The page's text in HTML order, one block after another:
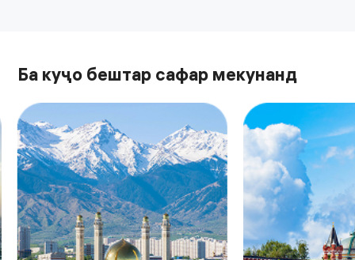
Ба куҷо бештар сафар мекунанд